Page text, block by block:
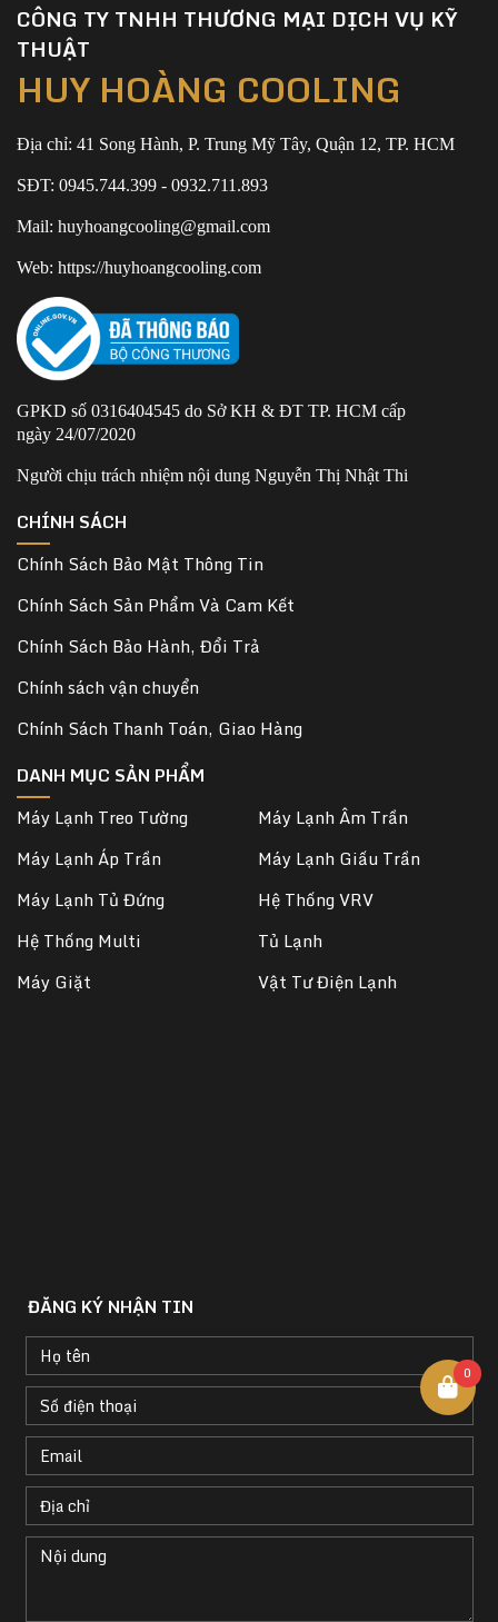
CÔNG TY TNHH THƯƠNG MẠI DỊCH VỤ KỸ
THUẬT
HUY HOÀNG COOLING
Địa chỉ: 41 Song Hành, P. Trung Mỹ Tây, Quận 12, TP. HCM
SĐT: 0945.744.399 - 0932.711.893
Mail: huyhoangcooling@gmail.com
Web: https://huyhoangcooling.com
GPKD số 0316404545 do Sở KH & ĐT TP. HCM cấp
ngày 24/07/2020
Người chịu trách nhiệm nội dung Nguyễn Thị Nhật Thi
CHÍNH SÁCH
Chính Sách Bảo Mật Thông Tin
Chính Sách Sản Phẩm Và Cam Kết
Chính Sách Bảo Hành, Đổi Trả
Chính sách vận chuyển
Chính Sách Thanh Toán, Giao Hàng
DANH MỤC SẢN PHẨM
Máy Lạnh Treo Tường
Máy Lạnh Âm Trần
Máy Lạnh Áp Trần
Máy Lạnh Giấu Trần
Máy Lạnh Tủ Đứng
Hệ Thống VRV
Hệ Thống Multi
Tủ Lạnh
Máy Giặt
Vật Tư Điện Lạnh
ĐĂNG KÝ NHẬN TIN
0